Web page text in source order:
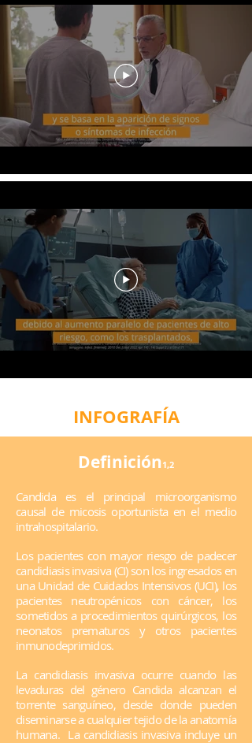
INFOGRAFÍA
Definición1,2
Candida es el principal microorganismo
causal de micosis oportunista en el medio
intrahospitalario.
Los pacientes con mayor riesgo de padecer
candidiasis invasiva (CI) son los ingresados en
una Unidad de Cuidados Intensivos (UCI), los
pacientes neutropénicos con cáncer, los
sometidos a procedimientos quirúrgicos, los
neonatos prematuros y otros pacientes
inmunodeprimidos.
La candidiasis invasiva ocurre cuando las
levaduras del género Candida alcanzan el
torrente sanguíneo, desde donde pueden
diseminarse a cualquier tejido de la anatomía
humana. La candidiasis invasiva incluye un